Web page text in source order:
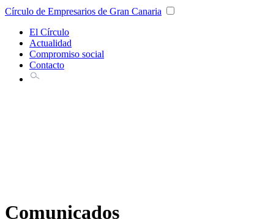
Círculo de Empresarios de Gran Canaria
El Círculo
Actualidad
Compromiso social
Contacto
Comunicados